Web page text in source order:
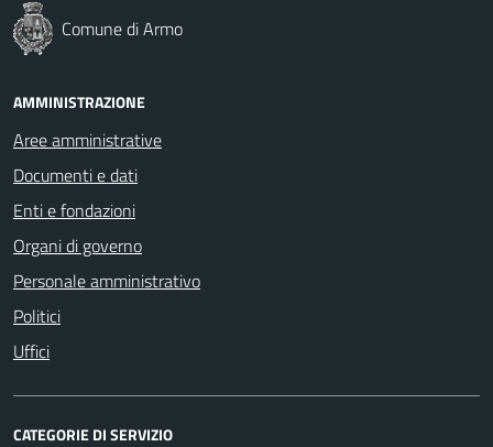
Comune di Armo
AMMINISTRAZIONE
Aree amministrative
Documenti e dati
Enti e fondazioni
Organi di governo
Personale amministrativo
Politici
Uffici
CATEGORIE DI SERVIZIO